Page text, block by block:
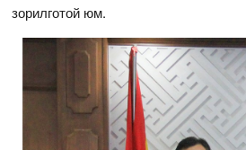
зорилготой юм.